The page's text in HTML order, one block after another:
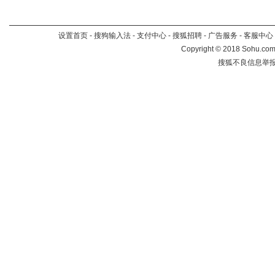
设置首页 - 搜狗输入法 - 支付中心 - 搜狐招聘 - 广告服务 - 客服中心
Copyright©2018
搜狐不良信息举